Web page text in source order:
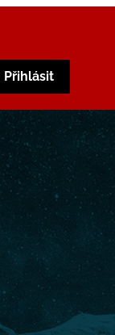
Přihlásit